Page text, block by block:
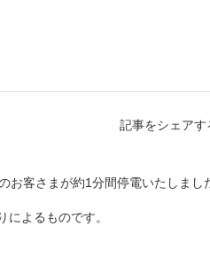
記事をシェアす
客さまが約1分間停電いたしまし
よるものです。